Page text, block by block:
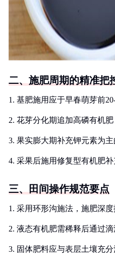
二、施肥周期的精准把
1. 基肥施用应于早春萌芽前
2. 花芽分化期追加高磷有机肥
3. 果实膨大期补充钾元素为
4. 采果后施用修复型有机肥
三、田间操作规范要点
1. 采用环形沟施法，施肥深
2. 液态有机肥需稀释后通过滴
3. 固体肥料应与表层土壤充分